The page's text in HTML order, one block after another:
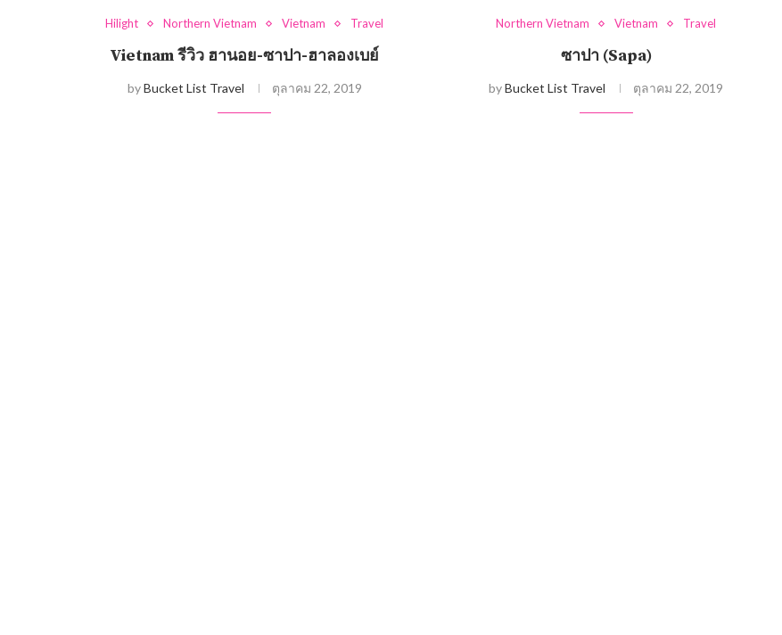
Hilight Northern Vietnam Vietnam Travel
Vietnam รีวิว ฮานอย-ซาปา-ฮาลองเบย์
byBucket List Travel ตุลาคม 22, 2019
Northern Vietnam Vietnam Travel
ซาปา (Sapa)
byBucket List Travel ตุลาคม 22, 2019